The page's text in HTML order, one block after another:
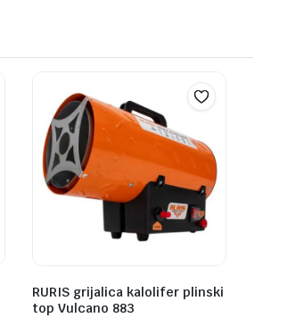
RURIS grijalica kalolifer plinski
top Vulcano 883